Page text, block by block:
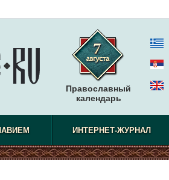
Православный
календарь
ИНТЕРНЕТ-ЖУРНАЛ